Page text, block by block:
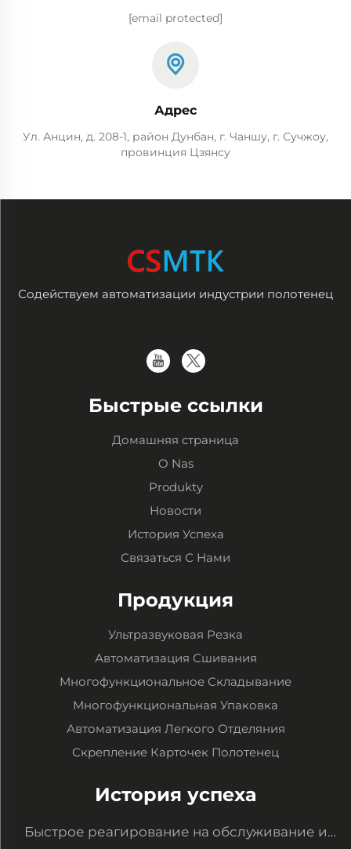
[email protected]
Адрес
Ул. Анцин, д. 208-1, район Дунбан, г. Чаншу, г. Сучжоу,
провинция Цзянсу
Содействуем автоматизации индустрии полотенец
Быстрые ссылки
Домашняя страница
O Nas
Produkty
Новости
История Успеха
Связаться С Нами
Продукция
Ультразвуковая Резка
Автоматизация Сшивания
Многофункциональное Складывание
Многофункциональная Упаковка
Автоматизация Легкого Отделяния
Скрепление Карточек Полотенец
История успеха
Быстрое реагирование на обслуживание и